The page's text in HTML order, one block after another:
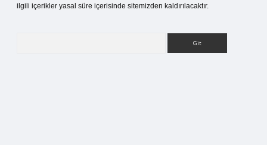
ilgili içerikler yasal süre içerisinde sitemizden kaldırılacaktır.